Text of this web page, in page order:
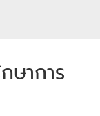
ษาการ